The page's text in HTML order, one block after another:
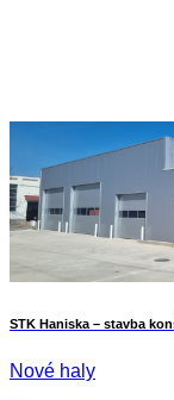
STK Haniska – stavba
Nové haly